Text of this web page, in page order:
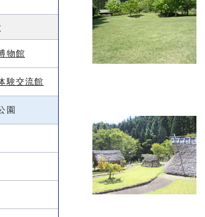
物館
験交流館
園